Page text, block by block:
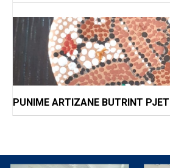
PUNIME ARTIZANE BUTRINT